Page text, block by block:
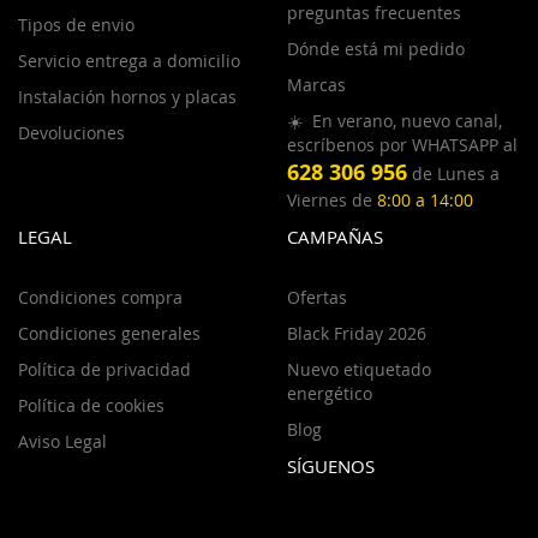
Tipos de envio
Servicio entrega a domicilio
Instalación hornos y placas
Devoluciones
preguntas frecuentes
Dónde está mi pedido
Marcas
☀️ En verano, nuevo canal,
escríbenos por WHATSAPP al
628 306 956 de Lunes a
Viernes de 8:00 a 14:00
LEGAL
Condiciones compra
Condiciones generales
Política de privacidad
Política de cookies
Aviso Legal
CAMPAÑAS
Ofertas
Black Friday 2026
Nuevo etiquetado
energético
Blog
SÍGUENOS